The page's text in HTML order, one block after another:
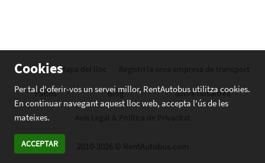
Cookies
Per tal d'oferir-vos un servei millor, RentAutobus utilitza cookies.
En continuar navegant aquest lloc web, accepta l'ús de les
mateixes.
ACCEPTAR
Contacte Mapa del lloc Registri la seva empresa de transport
Països Blog Sobre nosaltres
Avís Legal & Política de Privacitat
2010-2026 © RentAutobus.com